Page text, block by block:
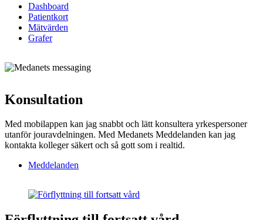
Dashboard
Patientkort
Mätvärden
Grafer
Konsultation
Med mobilappen kan jag snabbt och lätt konsultera yrkespersoner
utanför jouravdelningen. Med Medanets Meddelanden kan jag
kontakta kolleger säkert och så gott som i realtid.
Meddelanden